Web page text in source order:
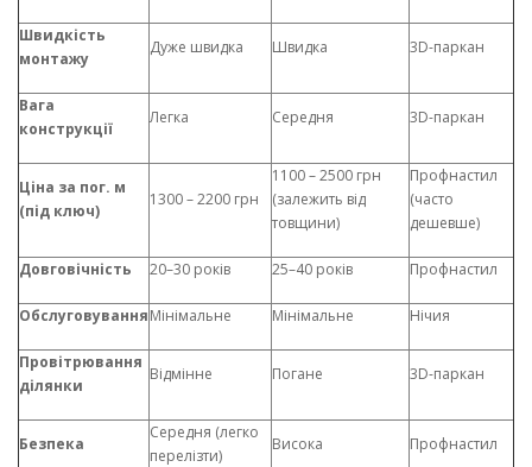
Швидкість
монтажу
Дуже швидка Швидка 3D-паркан
Вага
конструкції
Легка Середня 3D-паркан
Ціна за пог. м
(під ключ)
1300 – 2200 грн
1100 – 2500 грн
(залежить від
товщини)
Профнастил
(часто
дешевше)
Довговічність 20–30 років 25–40 років Профнастил
ОбслуговуванняМінімальне Мінімальне Нічия
Провітрювання
ділянки
Відмінне Погане 3D-паркан
Безпека
Середня (легко
перелізти)
Висока Профнастил